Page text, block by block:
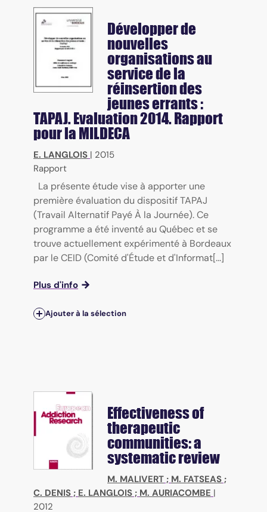
Développer de
nouvelles
organisations au
service de la
réinsertion des
jeunes errants :
TAPAJ. Evaluation 2014. Rapport
pour la MILDECA
E. LANGLOIS | 2015
Rapport
La présente étude vise à apporter une
première évaluation du dispositif TAPAJ
(Travail Alternatif Payé À la Journée). Ce
programme a été inventé au Québec et se
trouve actuellement expérimenté à Bordeaux
par le CEID (Comité d'Étude et d'Informat[...]
Plus d'info
Ajouter à la sélection
Effectiveness of
therapeutic
communities: a
systematic review
M. MALIVERT ; M. FATSEAS ;
C. DENIS ; E. LANGLOIS ; M. AURIACOMBE |
2012